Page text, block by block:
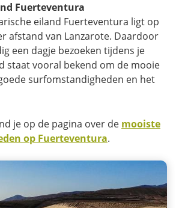
Fuerteventura
eiland Fuerteventura ligt op
afstand van Lanzarote. Daardoor
een dagje bezoeken tijdens je
staat vooral bekend om de mooie
surfomstandigheden en het
je op de pagina over de mooiste
op Fuerteventura.